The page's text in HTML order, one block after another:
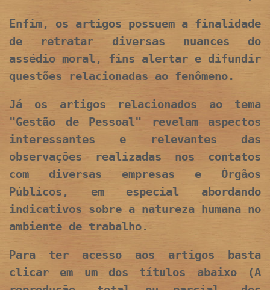
Enfim, os artigos possuem a finalidade
de retratar diversas nuances do
assédio moral, fins alertar e difundir
questões relacionadas ao fenômeno.
Já os artigos relacionados ao tema
"Gestão de Pessoal" revelam aspectos
interessantes e relevantes das
observações realizadas nos contatos
com diversas empresas e Órgãos
Públicos, em especial abordando
indicativos sobre a natureza humana no
ambiente de trabalho.
Para ter acesso aos artigos basta
clicar em um dos títulos abaixo (A